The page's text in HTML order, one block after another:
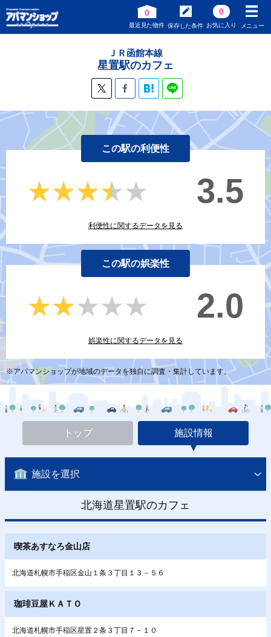
0
最近見た物件 保存した条件
0
お気に入り メニュー
ＪＲ函館本線
星置駅のカフェ
この駅の利便性
★★★★★
★★★★★ 3.5
利便性に関するデータを見る
この駅の娯楽性
★★★★★
★★★★★ 2.0
娯楽性に関するデータを見る
※アパマンショップが地域のデータを独自に調査・集計しています。
トップ 施設情報
施設を選択
北海道星置駅のカフェ
喫茶あすなろ金山店
北海道札幌市手稲区金山１条３丁目１３－５６
珈琲豆屋ＫＡＴＯ
北海道札幌市手稲区星置２条３丁目７－１０